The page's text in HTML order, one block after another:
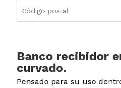
Banco recibidor
curvado.
Pensado para su uso